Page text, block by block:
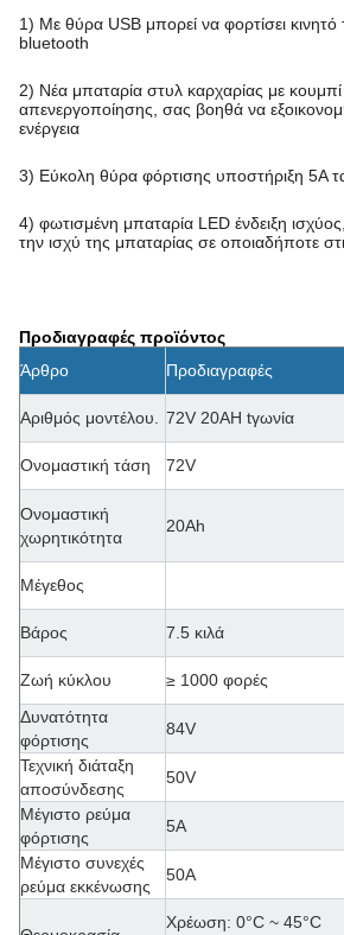
1) Με θύρα USB μπορεί να φορτίσει κινητό
bluetooth
2) Νέα μπαταρία στυλ καρχαρίας με
απενεργοποίησης, σας βοηθά να
ενέργεια
3) Εύκολη θύρα φόρτισης υποστήριξη 5A
4) φωτισμένη μπαταρία LED ένδειξη
την ισχύ της μπαταρίας σε οποιαδήποτε
Προδιαγραφές προϊόντος
Άρθρο
Προδιαγραφές
Αριθμός μοντέλου. 72V 20AH tγωνία
Ονομαστική τάση 72V
Ονομαστική
χωρητικότητα
20Ah
Μέγεθος
Βάρος 7.5 κιλά
Ζωή κύκλου ≥ 1000 φορές
Δυνατότητα
φόρτισης
84V
Τεχνική διάταξη
αποσύνδεσης
50V
Μέγιστο ρεύμα
φόρτισης
5Α
Μέγιστο συνεχές
ρεύμα εκκένωσης
50Α
Χρέωση: 0°C ~ 45°C